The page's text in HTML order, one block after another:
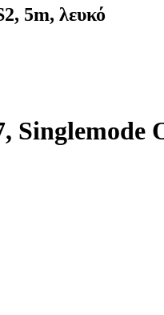
5m, λευκό
Singlemode